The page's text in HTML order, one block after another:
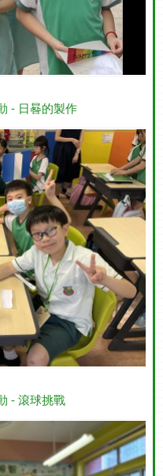
- 日晷的製作
- 滾球挑戰